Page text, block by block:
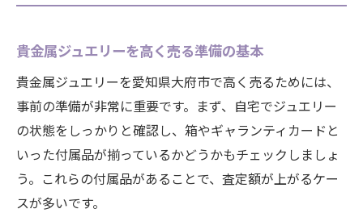
大府市における貴金属買取の流れを解説
複数店舗で貴金属査定を比較するポイント
貴金属の相場変動を知るメリット
貴金属売却前に知るべき大切なポイント
貴金属売却で必須の事前チェック事項
貴金属の鑑定書は高額買取のカギ
貴金属ジュエリーを高く売る準備の基本
貴金属ジュエリーを愛知県大府市で高く売るためには、
事前の準備が非常に重要です。まず、自宅でジュエリー
の状態をしっかりと確認し、箱やギャランティカードと
いった付属品が揃っているかどうかもチェックしましょ
う。これらの付属品があることで、査定額が上がるケー
スが多いです。